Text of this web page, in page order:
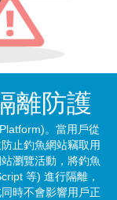
離防護
。當用戶從
止釣魚網站竊取用
瀏覽活動，將釣魚
等) 進行隔離，
時不會影響用戶正